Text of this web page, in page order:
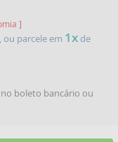
]
parcele em 1x de
boleto bancário ou